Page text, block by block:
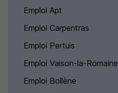
Emploi Apt
Emploi Carpentras
Emploi Pertuis
Emploi Vaison-la-Romaine
Emploi Bollène